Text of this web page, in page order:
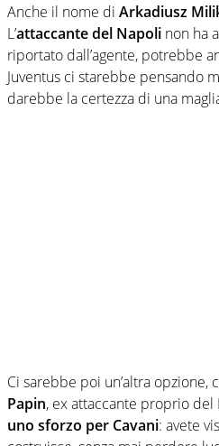
Anche il nome di Arkadiusz
L’attaccante del Napoli non ha
riportato dall’agente, potrebbe
Juventus ci starebbe pensando
darebbe la certezza di una
Ci sarebbe poi un’altra opzione,
Papin, ex attaccante proprio del
uno sforzo per Cavani: avete